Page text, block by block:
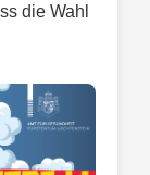
die Wahl